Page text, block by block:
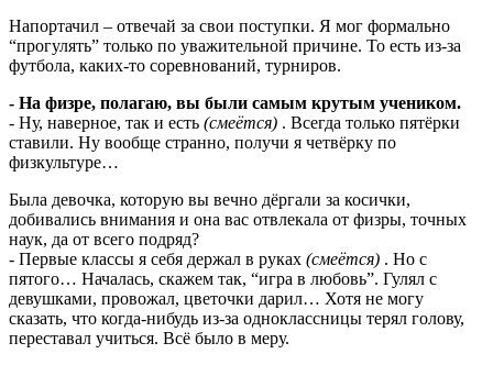
Напортачил – отвечай за свои поступки. Я мог формально
“прогулять” только по уважительной причине. То есть из-за
футбола, каких-то соревнований, турниров.
- На физре, полагаю, вы были самым крутым учеником.
- Ну, наверное, так и есть (смеётся) . Всегда только пятёрки
ставили. Ну вообще странно, получи я четвёрку по
физкультуре…
Была девочка, которую вы вечно дёргали за косички,
добивались внимания и она вас отвлекала от физры, точных
наук, да от всего подряд?
- Первые классы я себя держал в руках (смеётся) . Но с
пятого… Началась, скажем так, “игра в любовь”. Гулял с
девушками, провожал, цветочки дарил… Хотя не могу
сказать, что когда-нибудь из-за одноклассницы терял голову,
переставал учиться. Всё было в меру.